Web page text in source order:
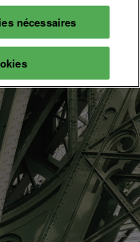
nécessaires